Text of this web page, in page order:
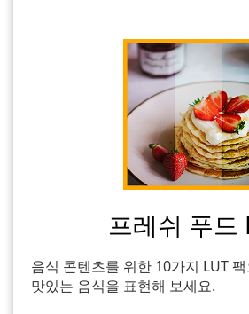
프레쉬 푸드
음식 콘텐츠를 위한 10가지 LUT
맛있는 음식을 표현해 보세요.